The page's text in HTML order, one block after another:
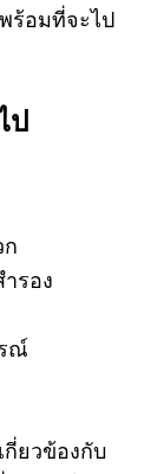
ร้อมที่จะไป
ป
รอง
ณ์
ยวข้องกับ